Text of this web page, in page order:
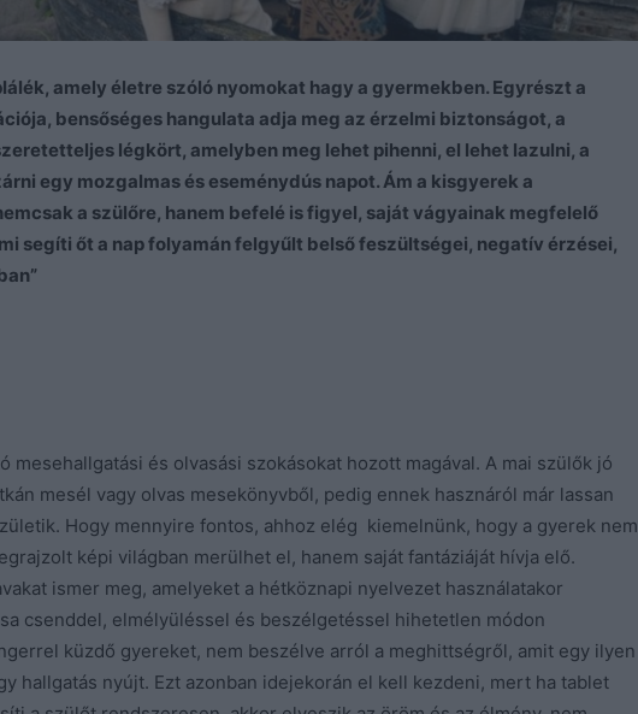
amely életre szóló nyomokat hagy a gyermekben. Egyrészt a
bensőséges hangulata adja meg az érzelmi biztonságot, a
légkört, amelyben meg lehet pihenni, el lehet lazulni, a
egy mozgalmas és eseménydús napot. Ám a kisgyerek a
a szülőre, hanem befelé is figyel, saját vágyainak megfelelő
segíti őt a nap folyamán felgyűlt belső feszültségei, negatív érzései,
mesehallgatási és olvasási szokásokat hozott magával. A mai szülők jó
mesél vagy olvas mesekönyvből, pedig ennek hasznáról már lassan
Hogy mennyire fontos, ahhoz elég kiemelnünk, hogy a gyerek nem
képi világban merülhet el, hanem saját fantáziáját hívja elő.
ismer meg, amelyeket a hétköznapi nyelvezet használatakor
csenddel, elmélyüléssel és beszélgetéssel hihetetlen módon
küzdő gyereket, nem beszélve arról a meghittségről, amit egy ilyen
hallgatás nyújt. Ezt azonban idejekorán el kell kezdeni, mert ha tablet